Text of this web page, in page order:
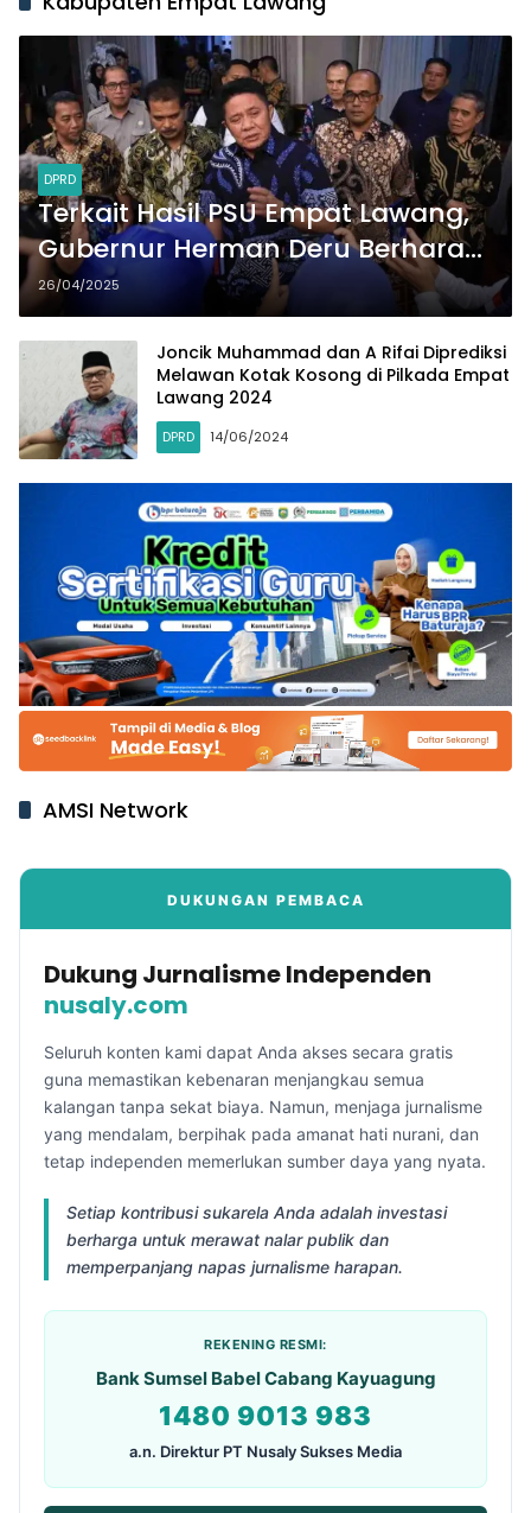
DPRD
Terkait Hasil PSU Empat Lawang,
Gubernur Herman Deru Berharap
Tidak Berlanjut ke Mahkamah
Konstitusi demi Pembangunan
Daerah
26/04/2025
Joncik Muhammad dan A Rifai Diprediksi
Melawan Kotak Kosong di Pilkada Empat
Lawang 2024
DPRD 14/06/2024
AMSI Network
DUKUNGAN PEMBACA
Dukung Jurnalisme Independen
nusaly.com
Seluruh konten kami dapat Anda akses secara gratis
guna memastikan kebenaran menjangkau semua
kalangan tanpa sekat biaya. Namun, menjaga jurnalisme
yang mendalam, berpihak pada amanat hati nurani, dan
tetap independen memerlukan sumber daya yang nyata.
Setiap kontribusi sukarela Anda adalah investasi
berharga untuk merawat nalar publik dan
memperpanjang napas jurnalisme harapan.
REKENING RESMI:
Bank Sumsel Babel Cabang Kayuagung
1480 9013 983
a.n. Direktur PT Nusaly Sukses Media